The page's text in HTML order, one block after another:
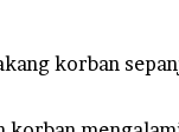
korban